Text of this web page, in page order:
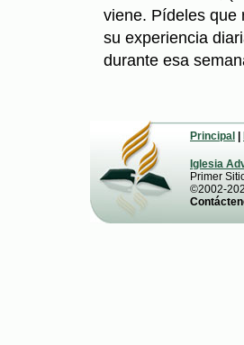
viene. Pídeles que
su experiencia
durante esa
Principal
Iglesia
Primer
©2002-